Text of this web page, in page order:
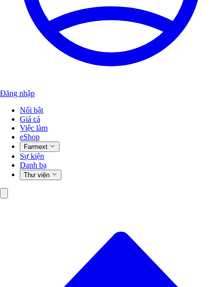
Đăng nhập
Nổi bật
Giá cả
Việc làm
eShop
Farmext
Sự kiện
Danh bạ
Thư viện